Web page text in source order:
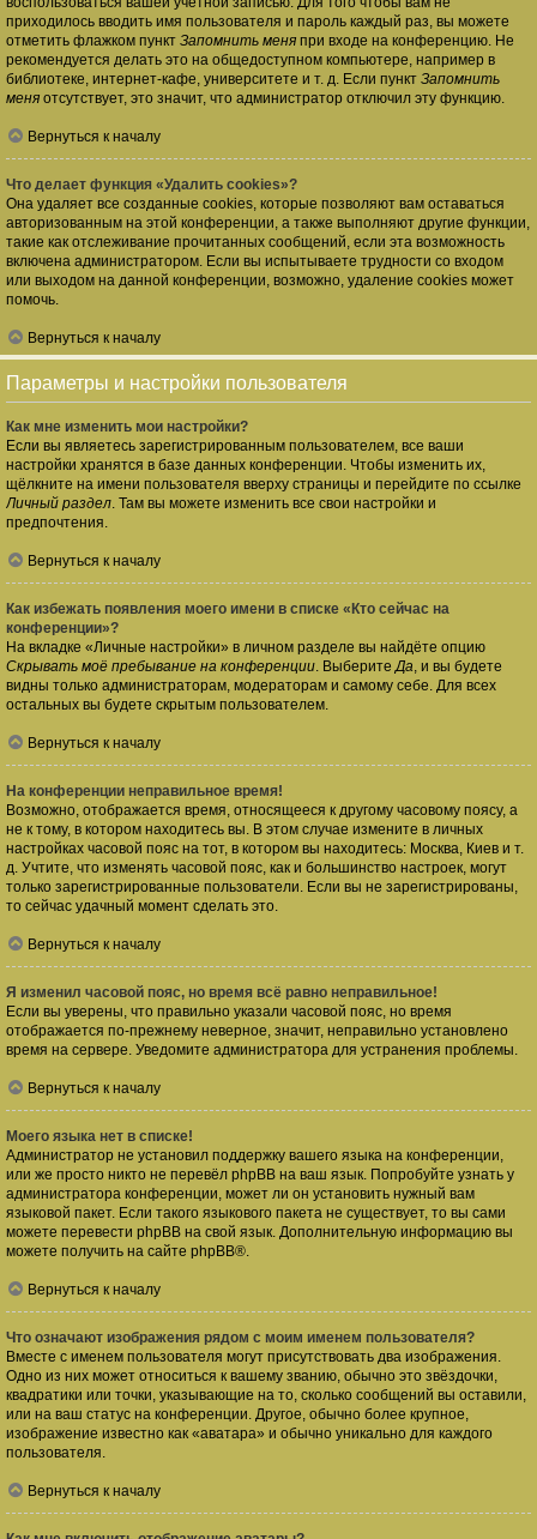
приходилось вводить имя пользователя и пароль каждый раз, вы можете
отметить флажком пункт Запомнить меня при входе на конференцию. Не
рекомендуется делать это на общедоступном компьютере, например в
библиотеке, интернет-кафе, университете и т. д. Если пункт Запомнить
меня отсутствует, это значит, что администратор отключил эту функцию.
Вернуться к началу
Что делает функция «Удалить cookies»?
Она удаляет все созданные cookies, которые позволяют вам оставаться
авторизованным на этой конференции, а также выполняют другие функции,
такие как отслеживание прочитанных сообщений, если эта возможность
включена администратором. Если вы испытываете трудности со входом
или выходом на данной конференции, возможно, удаление cookies может
помочь.
Вернуться к началу
Параметры и настройки пользователя
Как мне изменить мои настройки?
Если вы являетесь зарегистрированным пользователем, все ваши
настройки хранятся в базе данных конференции. Чтобы изменить их,
щёлкните на имени пользователя вверху страницы и перейдите по ссылке
Личный раздел. Там вы можете изменить все свои настройки и
предпочтения.
Вернуться к началу
Как избежать появления моего имени в списке «Кто сейчас на
конференции»?
На вкладке «Личные настройки» в личном разделе вы найдёте опцию
Скрывать моё пребывание на конференции. ВыберитеДа, и вы будете
видны только администраторам, модераторам и самому себе. Для всех
остальных вы будете скрытым пользователем.
Вернуться к началу
На конференции неправильное время!
Возможно, отображается время, относящееся к другому часовому поясу, а
не к тому, в котором находитесь вы. В этом случае измените в личных
настройках часовой пояс на тот, в котором вы находитесь: Москва, Киев и т.
д. Учтите, что изменять часовой пояс, как и большинство настроек, могут
только зарегистрированные пользователи. Если вы не зарегистрированы,
то сейчас удачный момент сделать это.
Вернуться к началу
Я изменил часовой пояс, но время всё равно неправильное!
Если вы уверены, что правильно указали часовой пояс, но время
отображается по-прежнему неверное, значит, неправильно установлено
время на сервере. Уведомите администратора для устранения проблемы.
Вернуться к началу
Моего языка нет в списке!
Администратор не установил поддержку вашего языка на конференции,
или же просто никто не перевёл phpBB на ваш язык. Попробуйте узнать у
администратора конференции, может ли он установить нужный вам
языковой пакет. Если такого языкового пакета не существует, то вы сами
можете перевести phpBB на свой язык. Дополнительную информацию вы
можете получить на сайте phpBB®.
Вернуться к началу
Что означают изображения рядом с моим именем пользователя?
Вместе с именем пользователя могут присутствовать два изображения.
Одно из них может относиться к вашему званию, обычно это звёздочки,
квадратики или точки, указывающие на то, сколько сообщений вы оставили,
или на ваш статус на конференции. Другое, обычно более крупное,
изображение известно как «аватара» и обычно уникально для каждого
пользователя.
Вернуться к началу